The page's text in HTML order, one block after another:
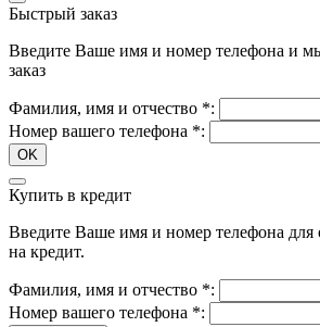
Быстрый заказ
Введите Ваше имя и номер телефона и
заказ
Фамилия, имя и отчество *:
Номер вашего телефона *:
OK
Купить в кредит
Введите Ваше имя и номер телефона для
на кредит.
Фамилия, имя и отчество *:
Номер вашего телефона *: